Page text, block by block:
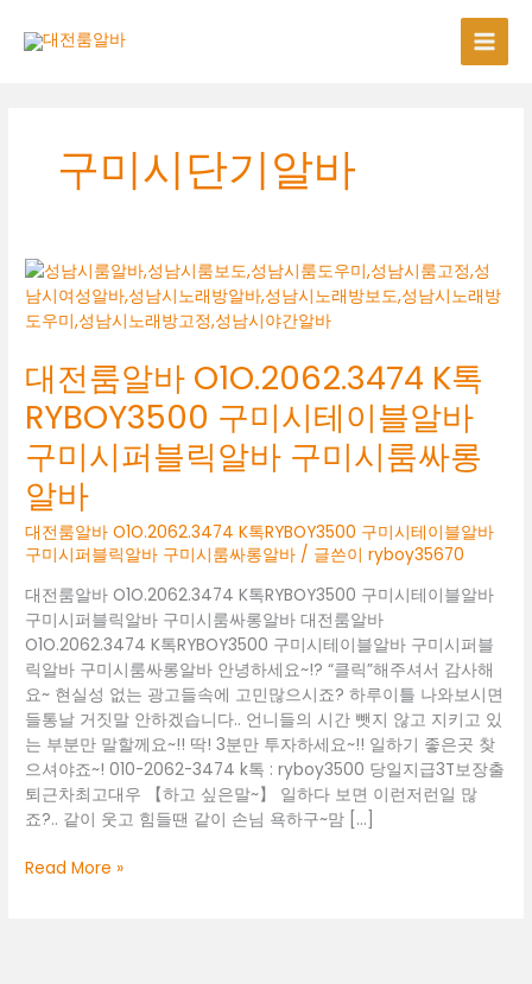
구미시단기알바
대전룸알바 O1O.2062.3474 K톡
RYBOY3500 구미시테이블알바
구미시퍼블릭알바 구미시룸싸롱
알바
대전룸알바 O1O.2062.3474 K톡RYBOY3500 구미시테이블알바
구미시퍼블릭알바 구미시룸싸롱알바 / 글쓴이ryboy35670
대전룸알바 O1O.2062.3474 K톡RYBOY3500 구미시테이블알바
구미시퍼블릭알바 구미시룸싸롱알바 대전룸알바
O1O.2062.3474 K톡RYBOY3500 구미시테이블알바 구미시퍼블
릭알바 구미시룸싸롱알바 안녕하세요~!? “클릭”해주셔서 감사해
요~ 현실성 없는 광고들속에 고민많으시죠? 하루이틀 나와보시면
들통날 거짓말 안하겠습니다.. 언니들의 시간 뺏지 않고 지키고 있
는 부분만 말할께요~!! 딱! 3분만 투자하세요~!! 일하기 좋은곳 찾
으셔야죠~! 010-2062-3474 k톡 : ryboy3500 당일지급3T보장출
퇴근차최고대우 【하고 싶은말~】 일하다 보면 이런저런일 많
죠?.. 같이 웃고 힘들땐 같이 손님 욕하구~맘 […]
대
Read More »